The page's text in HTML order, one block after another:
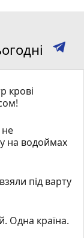
крові
не
на водоймах
під варту
Одна країна.